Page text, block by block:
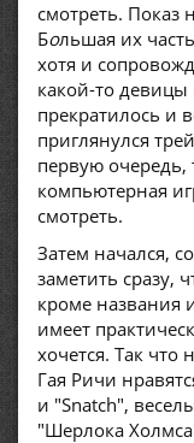
смотреть. Показ
Большая их
хотя и
какой-то девицы
прекратилось и
приглянулся
первую очередь,
компьютерная
смотреть.
Затем начался,
заметить сразу,
кроме названия
имеет
хочется. Так
Гая Ричи
и "Snatch",
"Шерлока